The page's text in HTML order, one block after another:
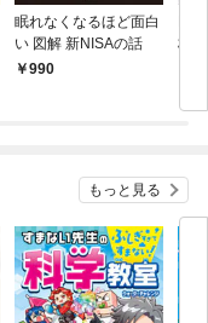
眠れなくなるほど面白
い 図解 新NISAの話
990
株
もっと見る